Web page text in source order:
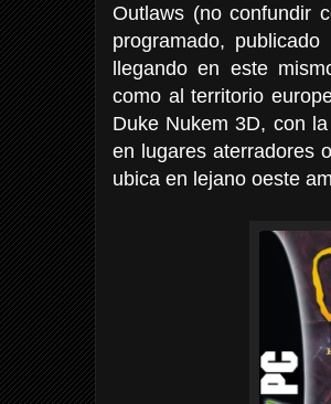
Outlaws (no confundir
programado,
llegando en este
como al territorio
Duke Nukem 3D, con
en lugares aterradores
ubica en lejano oeste